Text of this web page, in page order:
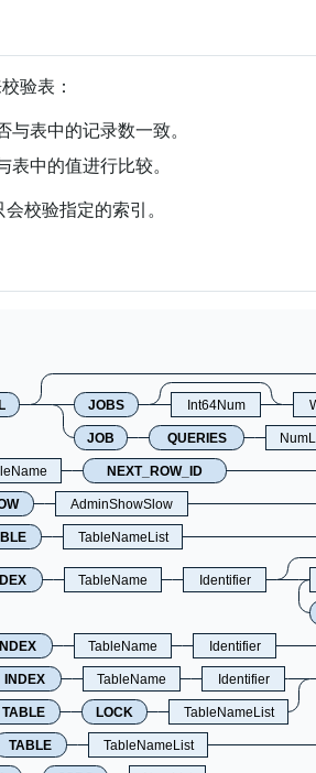
验表：
表中的记录数一致。
中的值进行比较。
校验指定的索引。
JOBS Int64Num
JOB QUERIES
NEXT_ROW_ID
AdminShowSlow
TableNameList
TableName Identifier
TableName Identifier
INDEX TableName Identifier
TABLE LOCK TableNameList
TABLE TableNameList